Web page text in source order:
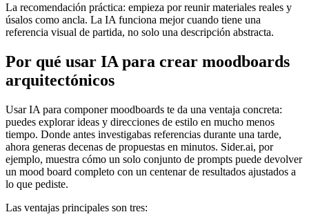
La recomendación práctica: empieza por reunir materiales reales y
úsalos como ancla. La IA funciona mejor cuando tiene una
referencia visual de partida, no solo una descripción abstracta.
Por qué usar IA para crear moodboards
arquitectónicos
Usar IA para componer moodboards te da una ventaja concreta:
puedes explorar ideas y direcciones de estilo en mucho menos
tiempo. Donde antes investigabas referencias durante una tarde,
ahora generas decenas de propuestas en minutos. Sider.ai, por
ejemplo, muestra cómo un solo conjunto de prompts puede devolver
un mood board completo con un centenar de resultados ajustados a
lo que pediste.
Las ventajas principales son tres: